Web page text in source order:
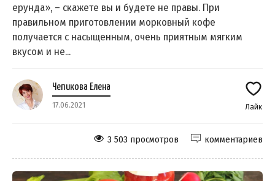
ерунда», – скажете вы и будете не правы. При
правильном приготовлении морковный кофе
получается с насыщенным, очень приятным мягким
вкусом и не...
Чепикова Елена
17.06.2021 Лайк
комментариев
3 503 просмотров